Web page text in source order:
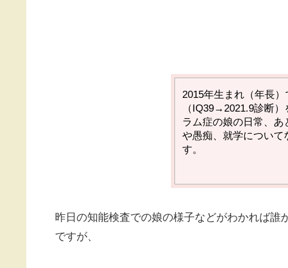
2015年生まれ（年長
（IQ39→2021.9診断）
ラム症の娘の日常、あ
や愚痴、就学について
す。
昨日の知能検査での娘の様子などがわかれば
ですが、